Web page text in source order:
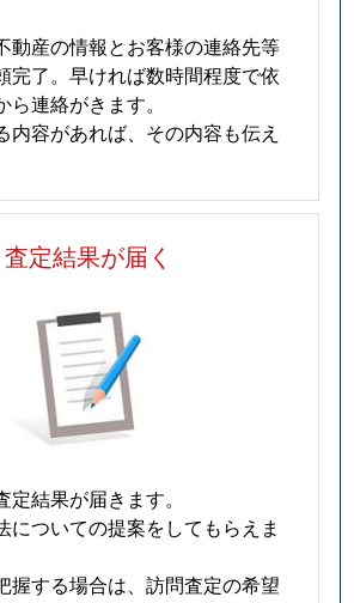
動産の情報とお客様の連絡先等
完了。早ければ数時間程度で依
連絡がきます。
内容があれば、その内容も伝え
査定結果が届く
結果が届きます。
についての提案をしてもらえま
握する場合は、訪問査定の希望